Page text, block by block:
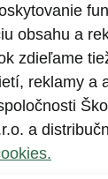
obsahu a
zdieľame
reklamy a
a